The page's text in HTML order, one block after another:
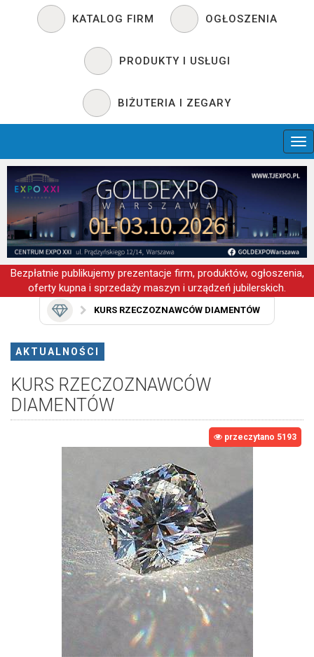
KATALOG FIRM OGŁOSZENIA
PRODUKTY I USŁUGI
BIŻUTERIA I ZEGARY
Bezpłatnie publikujemy prezentacje firm, produktów, ogłoszenia,
oferty kupna i sprzedaży maszyn i urządzeń jubilerskich.
KURS RZECZOZNAWCÓW DIAMENTÓW
AKTUALNOŚCI
KURS RZECZOZNAWCÓW
DIAMENTÓW
przeczytano 5193